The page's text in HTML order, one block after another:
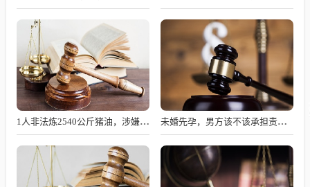
1人非法炼2540公斤猪油，涉嫌何罪？ 未婚先孕，男方该不该承担责任？